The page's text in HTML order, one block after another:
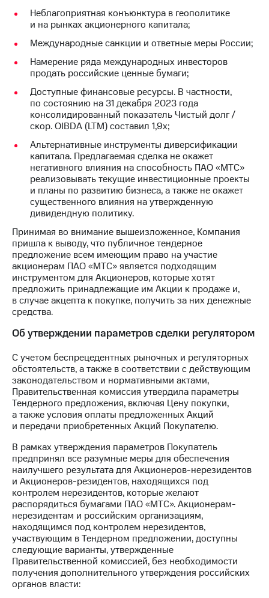
приобретения
Порядок
акций
Дивиденды
Рынок
Описание
Еврооблигации-2023
Уведомление
о
погашении
именных
облигаций
Другое
Регистратор
Реквизиты
Контакты
развитие
деловая этика
На главную
Неблагоприятная конъюнктура в геополитике
и на рынках акционерного капитала;
Международные санкции и ответные меры России;
Намерение ряда международных инвесторов
продать российские ценные бумаги;
Доступные финансовые ресурсы. В частности,
по состоянию на 31 декабря 2023 года
консолидированный показатель Чистый долг /
скор. OIBDA (LTM) составил 1,9x;
Альтернативные инструменты диверсификации
капитала. Предлагаемая сделка не окажет
негативного влияния на способность ПАО «МТС»
реализовывать текущие инвестиционные проекты
и планы по развитию бизнеса, а также не окажет
существенного влияния на утвержденную
дивидендную политику.
Принимая во внимание вышеизложенное, Компания
пришла к выводу, что публичное тендерное
предложение всем имеющим право на участие
акционерам ПАО «МТС» является подходящим
инструментом для Акционеров, которые хотят
предложить принадлежащие им Акции к продаже и,
в случае акцепта к покупке, получить за них денежные
средства.
Об утверждении параметров сделки регулятором
С учетом беспрецедентных рыночных и регуляторных
обстоятельств, а также в соответствии с действующим
законодательством и нормативными актами,
Правительственная комиссия утвердила параметры
Тендерного предложения, включая Цену покупки,
а также условия оплаты предложенных Акций
и передачи приобретенных Акций Покупателю.
В рамках утверждения параметров Покупатель
предпринял все разумные меры для обеспечения
наилучшего результата для Акционеров-нерезидентов
и Акционеров-резидентов, находящихся под
контролем нерезидентов, которые желают
распорядиться бумагами ПАО «МТС». Акционерам-
нерезидентам и российским организациям,
находящимся под контролем нерезидентов,
участвующим в Тендерном предложении, доступны
следующие варианты, утвержденные
Правительственной комиссией, без необходимости
получения дополнительного утверждения российских
органов власти: